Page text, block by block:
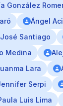
González
Ángel
Santiago
Medina
Lara
Serpi
Luis Lima